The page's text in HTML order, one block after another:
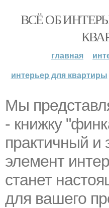
ВСЁ ОБ
главная
интерьер для квартиры
Мы
- книжку
практичный и
элемент
станет
для вашего